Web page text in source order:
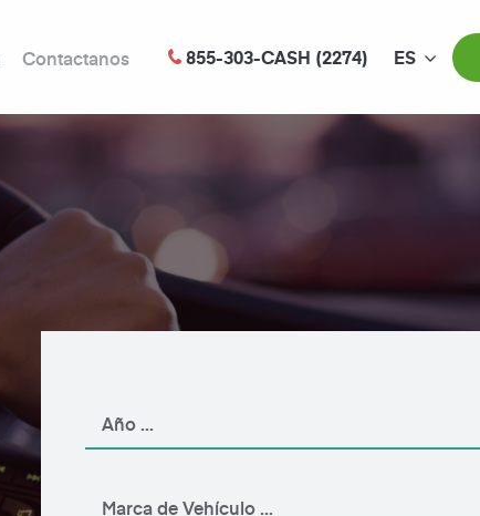
Contactanos 855-303-CASH (2274) ES